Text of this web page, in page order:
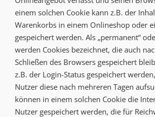
einem solchen Cookie kann z.B. der
Warenkorbs in einem Onlineshop oder
gespeichert werden. Als „permanent“
werden Cookies bezeichnet, die auch
Schließen des Browsers gespeichert
z.B. der Login-Status gespeichert
Nutzer diese nach mehreren Tagen
können in einem solchen Cookie die
Nutzer gespeichert werden, die für